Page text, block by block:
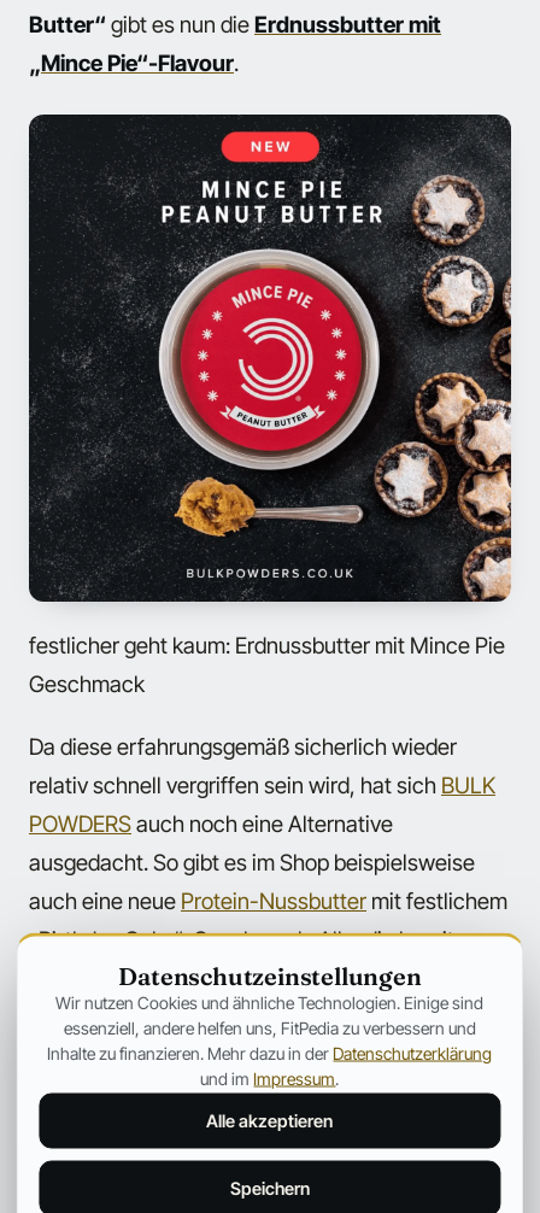
Butter“ gibt es nun dieErdnussbutter mit
„Mince Pie“-Flavour.
festlicher geht kaum: Erdnussbutter mit Mince Pie
Geschmack
Da diese erfahrungsgemäß sicherlich wieder
relativ schnell vergriffen sein wird, hat sich BULK
POWDERSauch noch eine Alternative
ausgedacht. So gibt es im Shop beispielsweise
auch eine neue Protein-Nussbutter mit festlichem
„Birthday Cake“-Geschmack. Alle, die bereits
jetzt die Schnauze voll haben von zimtigen
Keksgeschmäckern, werden eventuell ja hiermit
glücklicher.
Datenschutzeinstellungen
Wir nutzen Cookies und ähnliche Technologien. Einige sind
essenziell, andere helfen uns, FitPedia zu verbessern und
Inhalte zu finanzieren. Mehr dazu in der Datenschutzerklärung
und im Impressum
Alle akzeptieren
Speichern